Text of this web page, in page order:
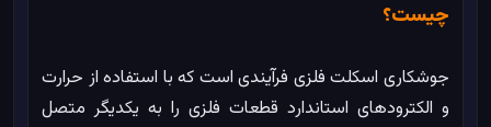
چیست؟
جوشکاری اسکلت فلزی فرآیندی است که با استفاده از حرارت
و الکترودهای استاندارد قطعات فلزی را به یکدیگر متصل